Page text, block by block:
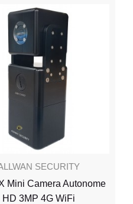
SECURITY
Mini Camera Autonome
HD 3MP 4G WiFi